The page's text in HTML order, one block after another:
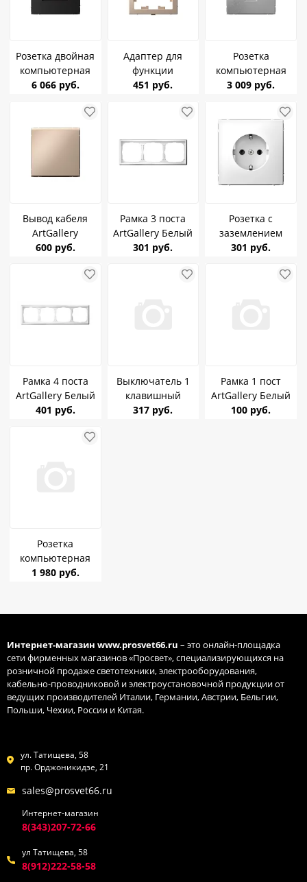
Розетка двойная
компьютерная
RJ45+RJ45, кат.6е
SE GAL001088
6 066 руб.
Адаптер для
функции
AtlasDesign
Песочный SE
451 руб.
Розетка
компьютерная
RJ45, кат.6е
алюминий SE
3 009 руб.
Вывод кабеля
ArtGallery
Песочный SE
600 руб.
Рамка 3 поста
ArtGallery Белый
SE GAL000103
301 руб.
Розетка с
заземлением
ArtGallery Белый
301 руб.
Рамка 4 поста
ArtGallery Белый
SE GAL000104
401 руб.
Выключатель 1
клавишный
ArtGallery Белый
317 руб.
Рамка 1 пост
ArtGallery Белый
SE GAL000101
100 руб.
Розетка
компьютерная
RJ45, кат.6е
1 980 руб.
Интернет-магазин www.prosvet66.ru – это онлайн-площадка
сети фирменных магазинов «Просвет», специализирующихся на
розничной продаже светотехники, электрооборудования,
кабельно-проводниковой и электроустановочной продукции от
ведущих производителей Италии, Германии, Австрии, Бельгии,
Польши, Чехии, России и Китая.
ул. Татищева, 58
пр. Орджоникидзе, 21
sales@prosvet66.ru
Интернет-магазин
8(343)207-72-66
ул Татищева, 58
8(912)222-58-58